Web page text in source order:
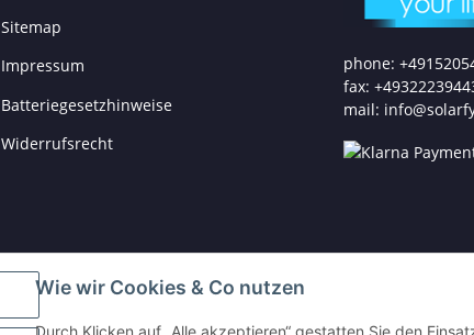
Wie wir Cookies & Co nutzen
Sitemap
Impressum
Batteriegesetzhinweise
Widerrufsrecht
phone:
fax:
mail: